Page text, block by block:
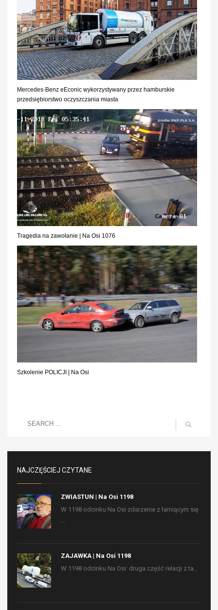
Mercedes-Benz eEconic wykorzystywany przez hamburskie
przedsiębiorstwo oczyszczania miasta
Tragedia na zawołanie | Na Osi 1076
Szkolenie POLICJI | Na Osi
NAJCZĘŚCIEJ CZYTANE
ZWIASTUN | Na Osi 1198
W 1198 odcinku Na Osi zdarzenie z łamiącym się
ZAJAWKA | Na Osi 1198
W 1198 odcinku Na Osi: druga część relacji z ta...